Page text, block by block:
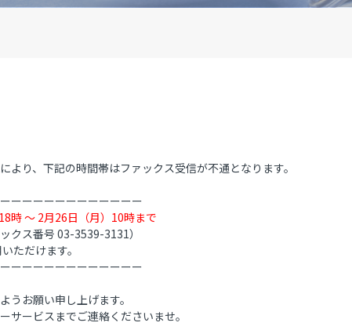
り、下記の時間帯はファックス受信が不通となります。
ーーーーーーーーーーーー
時 ～ 2月26日（月）10時まで
クス番号 03-3539-3131）
ただけます。
ーーーーーーーーーーーー
うお願い申し上げます。
サービスまでご連絡くださいませ。